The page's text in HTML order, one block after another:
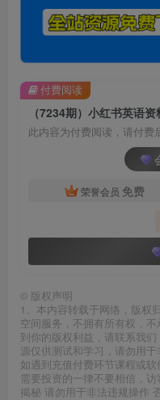
此内容为付费阅读，请付费
荣誉会员 免费
付费阅读
© 版权声明
1、本内容转载于网络，版权
空间服务，不拥有所有权，
到你的版权利益，请联系我
源仅供测试和学习，请勿用于
如遇到充值付费环节课程或
需要投资的一律不要相信，
揭秘 请勿用于非法违规操作